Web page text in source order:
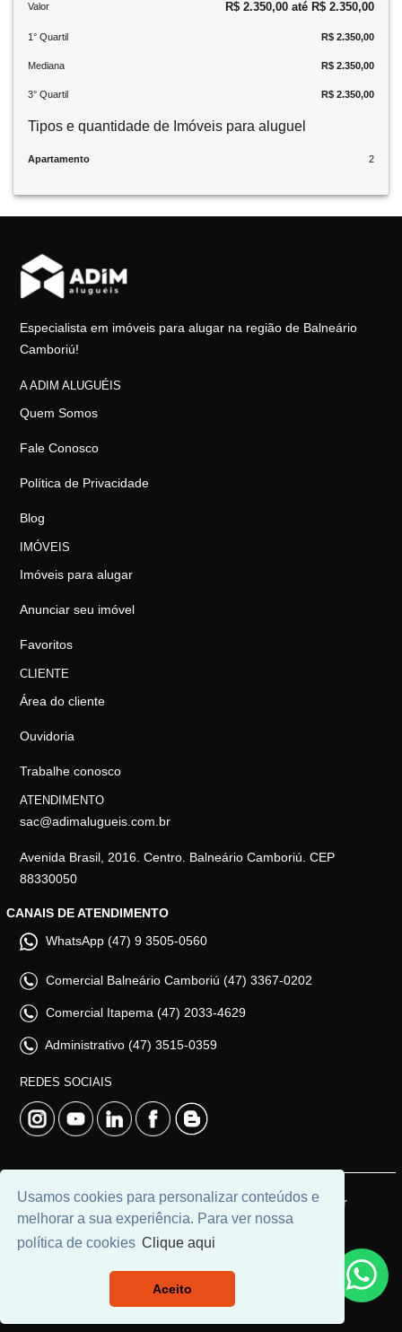
Usamos cookies para personalizar conteúdos e
melhorar a sua experiência. Para ver nossa
política de cookies Clique aqui
Aceito
Valor R$ 2.350,00 até R$ 2.350,00
1° Quartil R$ 2.350,00
Mediana R$ 2.350,00
3° Quartil R$ 2.350,00
Tipos e quantidade de Imóveis para aluguel
Apartamento 2
Especialista em imóveis para alugar na região de Balneário
Camboriú!
A ADIM ALUGUÉIS
Quem Somos
Fale Conosco
Política de Privacidade
Blog
IMÓVEIS
Imóveis para alugar
Anunciar seu imóvel
Favoritos
CLIENTE
Área do cliente
Ouvidoria
Trabalhe conosco
ATENDIMENTO
sac@adimalugueis.com.br
Avenida Brasil, 2016. Centro. Balneário Camboriú. CEP
88330050
CANAIS DE ATENDIMENTO
WhatsApp (47) 9 3505-0560
Comercial Balneário Camboriú (47) 3367-0202
Comercial Itapema (47) 2033-4629
Administrativo (47) 3515-0359
REDES SOCIAIS
© 2026 | Adim Aluguéis | CRECI: 3235J | Desenvolvido por
Universal Software.